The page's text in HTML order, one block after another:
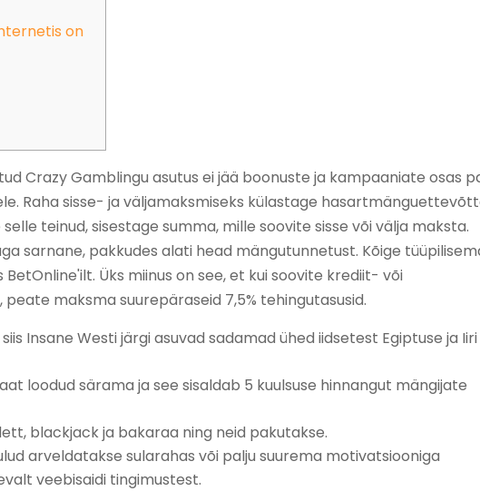
on
Crazy Gamblingu asutus ei jää boonuste ja kampaaniate osas
Raha sisse- ja väljamaksmiseks külastage
selle teinud, sisestage summa, mille soovite sisse või välja maksta.
sarnane, pakkudes alati head mängutunnetust. Kõige
BetOnline'ilt. Üks miinus on see, et kui soovite krediit- või
maksma suurepäraseid 7,5% tehingutasusid.
Insane Westi järgi asuvad sadamad ühed iidsetest Egiptuse ja Iiri
loodud särama ja see sisaldab 5 kuulsuse hinnangut mängijate
blackjack ja bakaraa ning neid pakutakse.
arveldatakse sularahas või palju suurema motivatsiooniga
veebisaidi tingimustest.